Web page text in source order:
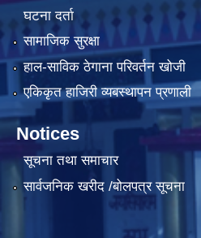
घटना दर्ता
सामाजिक सुरक्षा
हाल-साविक ठेगाना परिवर्तन खोजी
एकिकृत हाजिरी व्यबस्थापन प्रणाली
Notices
सूचना तथा समाचार
सार्वजनिक खरीद /बोलपत्र सूचना